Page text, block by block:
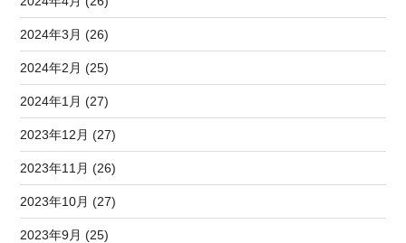
2024年3月 (26)
2024年2月 (25)
2024年1月 (27)
2023年12月 (27)
2023年11月 (26)
2023年10月 (27)
2023年9月 (25)